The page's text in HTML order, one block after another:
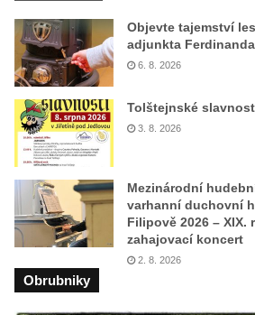
Objevte tajemství
adjunkta
6. 8. 2026
Tolštejnské
3. 8. 2026
Mezinárodní
varhanní duchovní
Filipově 2026 – XIX.
zahajovací koncert
2. 8. 2026
Obrubniky